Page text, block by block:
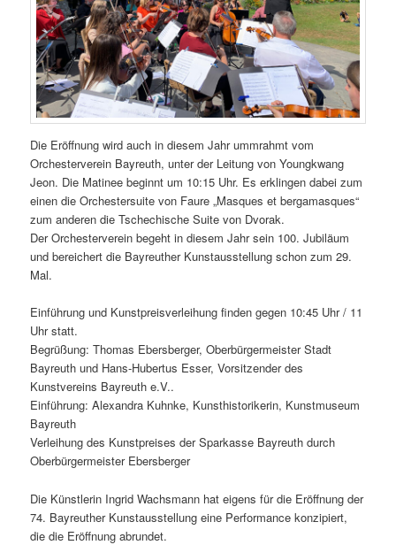
Die Eröffnung wird auch in diesem Jahr ummrahmt vom
Orchesterverein Bayreuth, unter der Leitung von Youngkwang
Jeon. Die Matinee beginnt um 10:15 Uhr. Es erklingen dabei zum
einen die Orchestersuite von Faure „Masques et bergamasques“
zum anderen die Tschechische Suite von Dvorak.
Der Orchesterverein begeht in diesem Jahr sein 100. Jubiläum
und bereichert die Bayreuther Kunstausstellung schon zum 29.
Mal.
Einführung und Kunstpreisverleihung finden gegen 10:45 Uhr / 11
Uhr statt.
Begrüßung: Thomas Ebersberger, Oberbürgermeister Stadt
Bayreuth und Hans-Hubertus Esser, Vorsitzender des
Kunstvereins Bayreuth e.V..
Einführung: Alexandra Kuhnke, Kunsthistorikerin, Kunstmuseum
Bayreuth
Verleihung des Kunstpreises der Sparkasse Bayreuth durch
Oberbürgermeister Ebersberger
Die Künstlerin Ingrid Wachsmann hat eigens für die Eröffnung der
74. Bayreuther Kunstausstellung eine Performance konzipiert,
die die Eröffnung abrundet.